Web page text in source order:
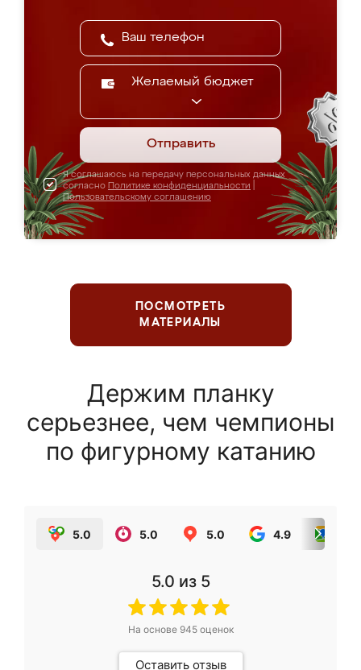
Желаемый бюджет
Отправить
Я соглашаюсь на передачу персональных данных
согласно Политике конфиденциальности
Пользовательскому соглашению
ПОСМОТРЕТЬ
МАТЕРИАЛЫ
Держим планку
серьезнее, чем чемпионы
по фигурному катанию
5.0 5.0 5.0 4.9
5.0 из 5
На основе 945оценок
Оставить отзыв